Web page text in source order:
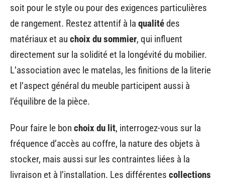
soit pour le style ou pour des exigences particulières
de rangement. Restez attentif à la qualitédes
matériaux et au choix du sommier, qui influent
directement sur la solidité et la longévité du mobilier.
L’association avec le matelas, les finitions de la literie
et l’aspect général du meuble participent aussi à
l’équilibre de la pièce.
Pour faire le bon choix du lit, interrogez-vous sur la
fréquence d’accès au coffre, la nature des objets à
stocker, mais aussi sur les contraintes liées à la
livraison et à l’installation. Les différentes collections